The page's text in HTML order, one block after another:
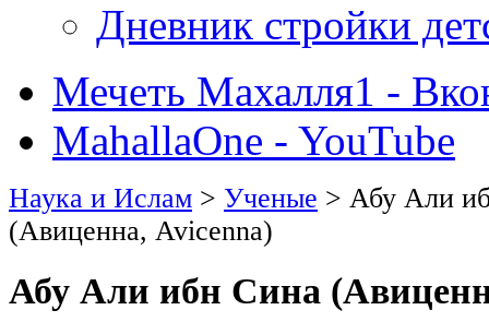
Дневник стройки
Мечеть Махалля1 -
MahallaOne - YouTube
Наука и Ислам > Ученые > Абу Али
(Авиценна, Avicenna)
Абу Али ибн Сина